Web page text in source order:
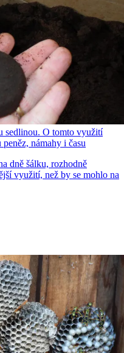
sedlinou. O tomto využití
námahy i času
dně šálku, rozhodně
využití, než by se mohlo na